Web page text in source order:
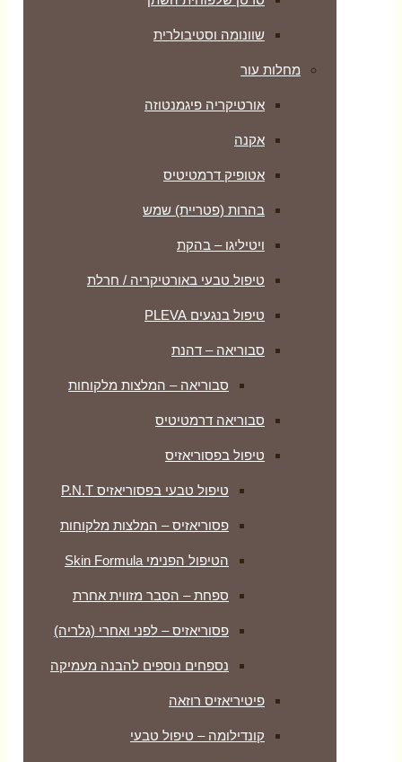
שוונומה וסטיבולרית
מחלות עור
אורטיקריה פיגמנטוזה
אקנה
אטופיק דרמטיטיס
בהרות (פטריית) שמש
ויטיליגו – בהקת
טיפול טבעי באורטיקריה / חרלת
טיפול בנגעים PLEVA
סבוריאה – דהנת
סבוריאה – המלצות מלקוחות
סבוריאה דרמטיטיס
טיפול בפסוריאזיס
טיפול טבעי בפסוריאזיס P.N.T
פסוריאזיס – המלצות מלקוחות
הטיפול הפנימי Skin Formula
ספחת – הסבר מזווית אחרת
פסוריאזיס – לפני ואחרי (גלריה)
נספחים נוספים להבנה מעמיקה
פיטיריאזיס רוזאה
קונדילומה – טיפול טבעי